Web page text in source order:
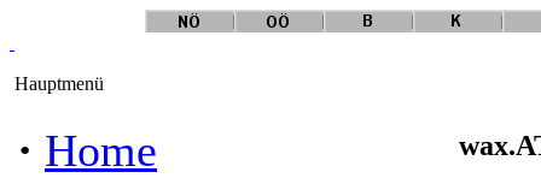
Hauptmenü
· Home